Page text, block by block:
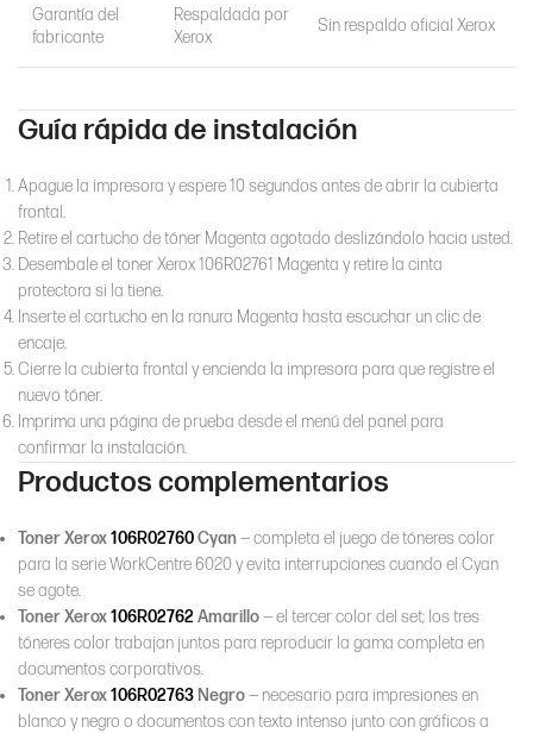
Garantía del
fabricante
Respaldada por
Xerox
Sin respaldo oficial Xerox
Guía rápida de instalación
Apague la impresora y espere 10 segundos antes de abrir la cubierta
frontal.
Retire el cartucho de tóner Magenta agotado deslizándolo hacia usted.
Desembale el toner Xerox 106R02761 Magenta y retire la cinta
protectora si la tiene.
Inserte el cartucho en la ranura Magenta hasta escuchar un clic de
encaje.
Cierre la cubierta frontal y encienda la impresora para que registre el
nuevo tóner.
Imprima una página de prueba desde el menú del panel para
confirmar la instalación.
Productos complementarios
Toner Xerox106R02760Cyan— completa el juego de tóneres color
para la serie WorkCentre 6020 y evita interrupciones cuando el Cyan
se agote.
Toner Xerox106R02762 Amarillo— el tercer color del set; los tres
tóneres color trabajan juntos para reproducir la gama completa en
documentos corporativos.
Toner Xerox106R02763 Negro— necesario para impresiones en
blanco y negro o documentos con texto intenso junto con gráficos a